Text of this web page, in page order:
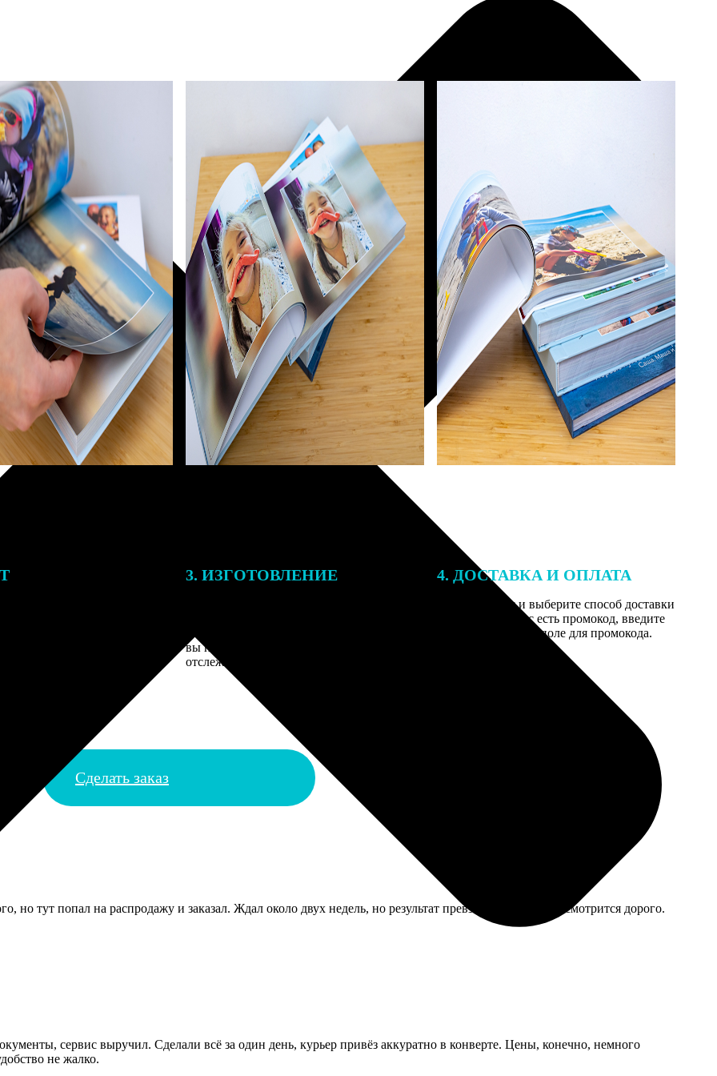
3. ИЗГОТОВЛЕНИЕ
вы получите письмо с трек-номером для
отслеживания.
4. ДОСТАВКА И ОПЛАТА
Введите адрес и выберите способ доставки
заказа. Если у вас есть промокод, введите
его в специальное поле для промокода.
Сделать заказ
но тут попал на распродажу и заказал. Ждал около двух недель, но результат превзошел ожидания, смотрится дорого.
сервис выручил. Сделали всё за один день, курьер привёз аккуратно в конверте. Цены, конечно, немного
не жалко.